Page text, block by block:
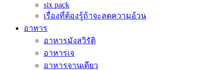
six pack
เรื่องที่ต้องรู้ถ้าจะลดความอ้วน
อาหาร
อาหารมังสวิรัติ
อาหารเจ
อาหารจานเดียว